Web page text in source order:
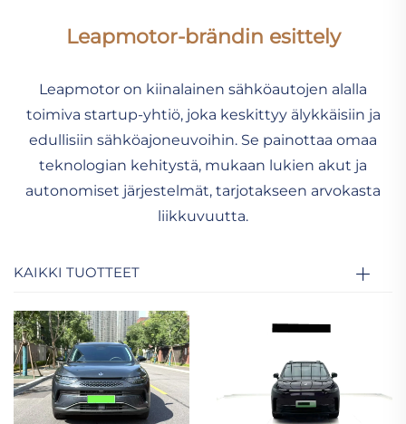
Leapmotor-brändin esittely
Leapmotor on kiinalainen sähköautojen alalla
toimiva startup-yhtiö, joka keskittyy älykkäisiin ja
edullisiin sähköajoneuvoihin. Se painottaa omaa
teknologian kehitystä, mukaan lukien akut ja
autonomiset järjestelmät, tarjotakseen arvokasta
liikkuvuutta.
KAIKKI TUOTTEET